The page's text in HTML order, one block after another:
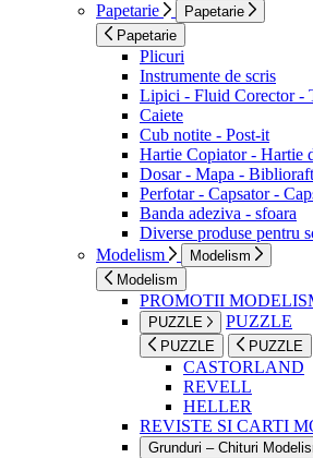
Papetarie
Papetarie
Papetarie
Plicuri
Instrumente de scris
Lipici - Fluid Corector -
Caiete
Cub notite - Post-it
Hartie Copiator - Hartie
Dosar - Mapa - Biblioraft
Perfotar - Capsator -
Banda adeziva - sfoara
Diverse produse pentru
Modelism
Modelism
Modelism
PROMOTII
PUZZLE PUZZLE
PUZZLE PUZZLE
CASTORLAND
REVELL
HELLER
REVISTE SI CARTI
Grunduri – Chituri